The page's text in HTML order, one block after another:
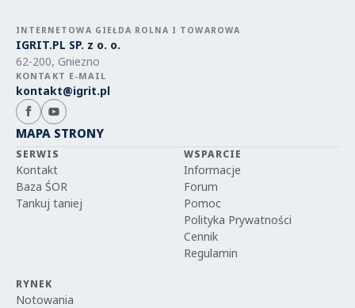
INTERNETOWA GIEŁDA ROLNA I TOWAROWA
IGRIT.PL SP. z o. o.
62-200, Gniezno
KONTAKT E-MAIL
kontakt@igrit.pl
MAPA STRONY
SERWIS
Kontakt
Baza ŚOR
Tankuj taniej
WSPARCIE
Informacje
Forum
Pomoc
Polityka Prywatności
Cennik
Regulamin
RYNEK
Notowania